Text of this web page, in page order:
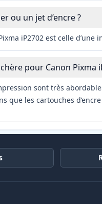
ou un jet d’encre ?
iP2702 est celle
pour Canon Pixma
sont très
que les cartouches